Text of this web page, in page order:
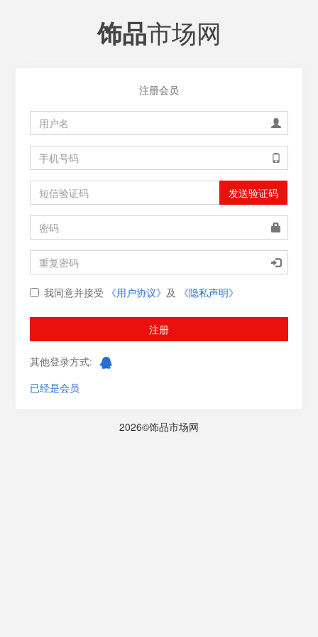
饰品市场网
注册会员
发送验证码
我同意并接受 《用户协议》 及 《隐私声明》
注册
其他登录方式:
已经是会员
2026©饰品市场网